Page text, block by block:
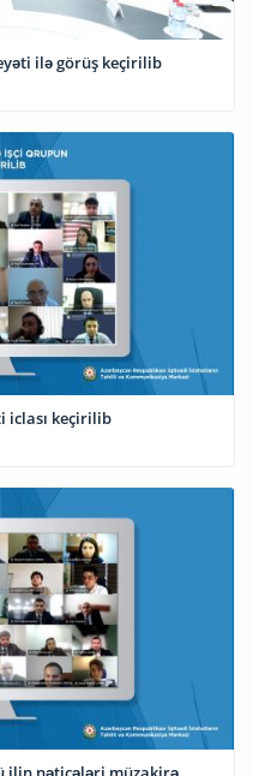
ilə görüş keçirilib
iclası keçirilib